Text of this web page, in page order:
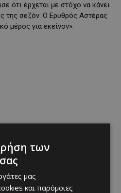
ότι έρχεται με στόχο να κάνει
της σεζόν. Ο Ερυθρός Αστέρας
μέρος για εκείνον».
των
μας
και παρόμοιες